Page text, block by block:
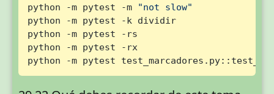
python -m pytest -m
"not slow"
python -m pytest -k dividir
python -m pytest -rs
python -m pytest -rx
python -m pytest